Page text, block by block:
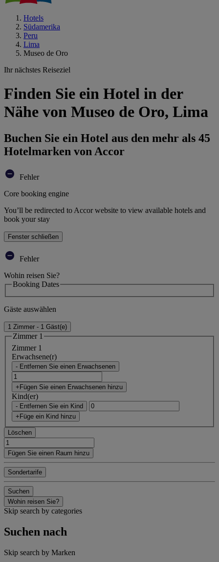
Hotels
Südamerika
Peru
Lima
Museo de Oro
Ihr nächstes Reiseziel
Finden Sie ein Hotel in der
Nähe von Museo de Oro, Lima
Buchen Sie ein Hotel aus den mehr als 45
Hotelmarken von Accor
Fehler
Core booking engine
You’ll be redirected to Accor website to view available hotels and
book your stay
Fenster schließen
Fehler
Wohin reisen Sie?
Booking Dates
Gäste auswählen
1 Zimmer - 1 Gäst(e)
Zimmer 1
Zimmer 1
Erwachsene(r)
- Entfernen Sie einen Erwachsenen
+Fügen Sie einen Erwachsenen hinzu
Kind(er)
- Entfernen Sie ein Kind
+Füge ein Kind hinzu
Löschen
Fügen Sie einen Raum hinzu
Sondertarife
Suchen
Wohin reisen Sie?
Skip search by categories
Suchen nach
Skip search by Marken